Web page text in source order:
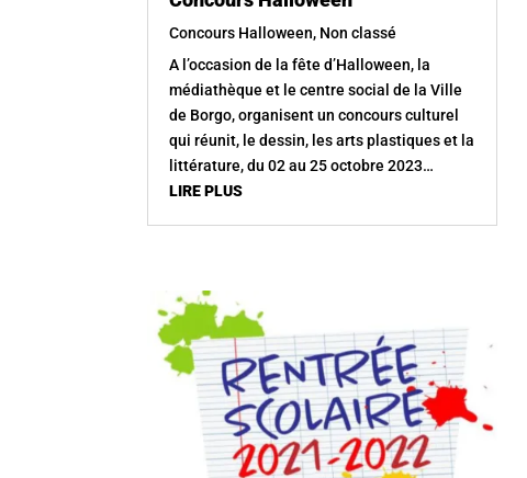
Concours Halloween, Non classé
A l’occasion de la fête d’Halloween, la
médiathèque et le centre social de la Ville
de Borgo, organisent un concours culturel
qui réunit, le dessin, les arts plastiques et la
littérature, du 02 au 25 octobre 2023…
LIRE PLUS